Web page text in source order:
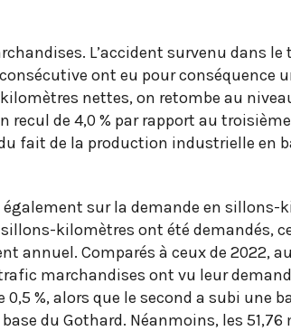
L’accident survenu dans le
ont eu pour conséquence
nettes, on retombe au
recul de 4,0 % par rapport au
fait de la production industrielle en
également sur la demande en sillons-
kilomètres ont été demandés,
annuel. Comparés à ceux de 2022,
marchandises ont vu leur
%, alors que le second a subi une
du Gothard. Néanmoins, les